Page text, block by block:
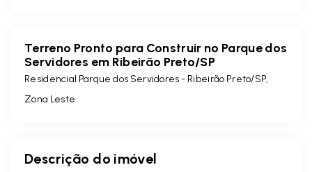
Terreno Pronto para Construir no Parque dos
Servidores em Ribeirão Preto/SP
Residencial Parque dos Servidores - Ribeirão Preto/SP,
Zona Leste
Descrição do imóvel